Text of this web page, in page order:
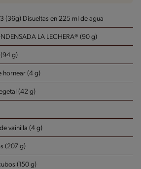
(36g) Disueltas en 225 ml de agua
LA LECHERA® (90 g)
(94 g)
hornear (4 g)
(42 g)
vainilla (4 g)
(207 g)
(150 g)